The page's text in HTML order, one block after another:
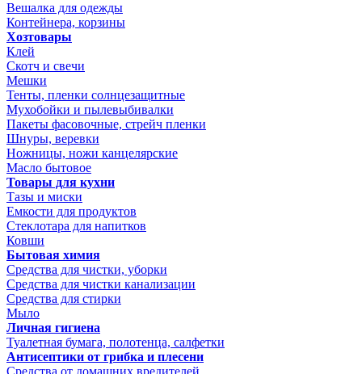
Вешалка для одежды
Контейнера, корзины
Хозтовары
Клей
Скотч и свечи
Мешки
Тенты, пленки солнцезащитные
Мухобойки и пылевыбивалки
Пакеты фасовочные, стрейч пленки
Шнуры, веревки
Ножницы, ножи канцелярские
Масло бытовое
Товары для кухни
Тазы и миски
Емкости для продуктов
Стеклотара для напитков
Ковши
Бытовая химия
Средства для чистки, уборки
Средства для чистки канализации
Средства для стирки
Мыло
Личная гигиена
Туалетная бумага, полотенца, салфетки
Антисептики от грибка и плесени
Средства от домашних вредителей